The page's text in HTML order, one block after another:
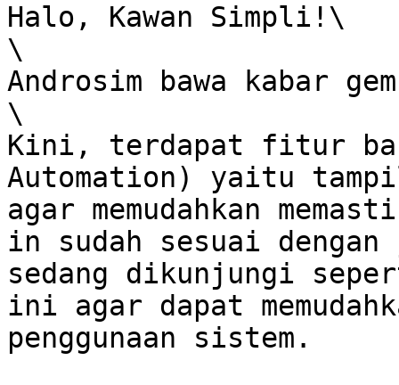
Halo, Kawan Simpli!\
\
Androsim bawa kabar
\
Kini, terdapat fitur
Automation) yaitu
agar memudahkan
in sudah sesuai
sedang dikunjungi
ini agar dapat
penggunaan sistem.